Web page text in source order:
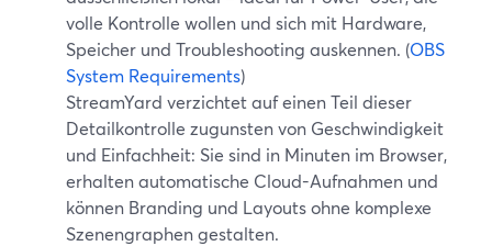
volle Kontrolle wollen und sich mit Hardware,
Speicher und Troubleshooting auskennen. (OBS
System Requirements)
StreamYard verzichtet auf einen Teil dieser
Detailkontrolle zugunsten von Geschwindigkeit
und Einfachheit: Sie sind in Minuten im Browser,
erhalten automatische Cloud-Aufnahmen und
können Branding und Layouts ohne komplexe
Szenengraphen gestalten.